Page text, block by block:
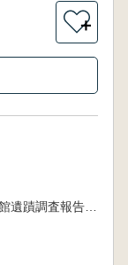
＋
啓明大学校博物館遺蹟調査報告第10輯